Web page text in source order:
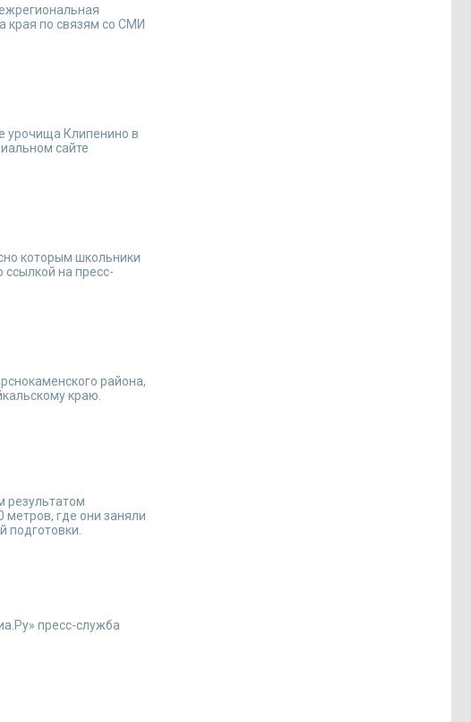
края по связям со СМИ
урочища Клипенино в
сайте
которым школьники
на пресс-
района,
краю.
результатом
метров, где они заняли
подготовки.
пресс-служба